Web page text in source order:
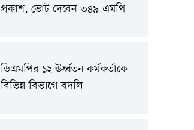
প্রকাশ, ভোট দেবেন ৩৪৯ এমপি
ডিএমপির ১২ ঊর্ধ্বতন কর্মকর্তাকে
বিভিন্ন বিভাগে বদলি